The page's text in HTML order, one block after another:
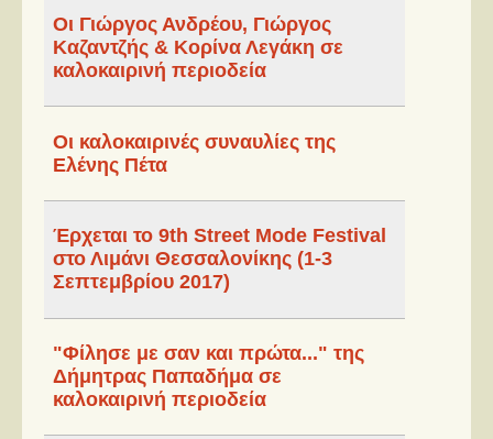
Οι Γιώργος Ανδρέου, Γιώργος
Καζαντζής & Κορίνα Λεγάκη σε
καλοκαιρινή περιοδεία
Οι καλοκαιρινές συναυλίες της
Ελένης Πέτα
Έρχεται το 9th Street Mode Festival
στο Λιμάνι Θεσσαλονίκης (1-3
Σεπτεμβρίου 2017)
"Φίλησε με σαν και πρώτα..." της
Δήμητρας Παπαδήμα σε
καλοκαιρινή περιοδεία